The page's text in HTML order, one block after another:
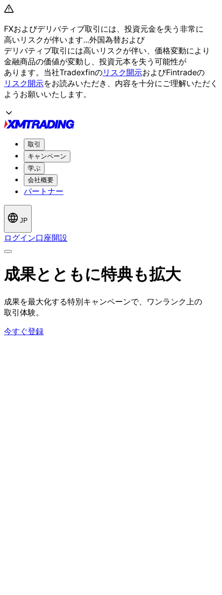
FXおよびデリバティブ取引には、 投資元金を失う 非常に
高いリスクが伴います...外国為替および
デリバティブ取引には高いリスクが伴い、 価格変動により
金融商品の価値が変動し、 投資元本を失う 可能性が
あります。 当社Tradexfinのリスク開示およびFintradeの
リスク開示をお読みいただき、 内容を十分にご理解いただく
よう お願いいたします。
取引
キャンペーン
学ぶ
会社概要
パートナー
JP
ログイン口座開設
成果とともに特典も拡大
成果を最大化する特別キャンペーンで、 ワンランク上の
取引体験。
今すぐ登録